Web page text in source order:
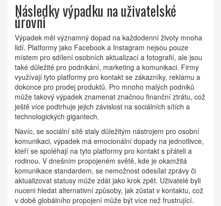
Následky výpadku na uživatelské
úrovni
Výpadek měl významný dopad na každodenní životy mnoha
lidí. Platformy jako Facebook a Instagram nejsou pouze
místem pro sdílení osobních aktualizací a fotografií, ale jsou
také důležité pro podnikání, marketing a komunikaci. Firmy
využívají tyto platformy pro kontakt se zákazníky, reklamu a
dokonce pro prodej produktů. Pro mnoho malých podniků
může takový výpadek znamenat značnou finanční ztrátu, což
ještě více podtrhuje jejich závislost na sociálních sítích a
technologických gigantech.
Navíc, se sociální sítě staly důležitým nástrojem pro osobní
komunikaci, výpadek má emocionální dopady na jednotlivce,
kteří se spoléhají na tyto platformy pro kontakt s přáteli a
rodinou. V dnešním propojeném světě, kde je okamžitá
komunikace standardem, se nemožnost odesílat zprávy či
aktualizovat statusy může zdát jako krok zpět. Uživatelé byli
nuceni hledat alternativní způsoby, jak zůstat v kontaktu, což
v době globálního propojení může být více než frustrující.